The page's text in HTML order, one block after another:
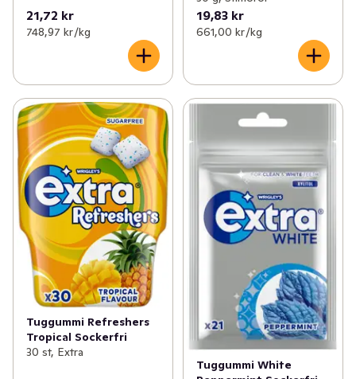
21,72 kr
748,97 kr /kg
19,83 kr
661,00 kr /kg
Tuggummi Refreshers
Tropical Sockerfri
30 st, Extra
Tuggummi White